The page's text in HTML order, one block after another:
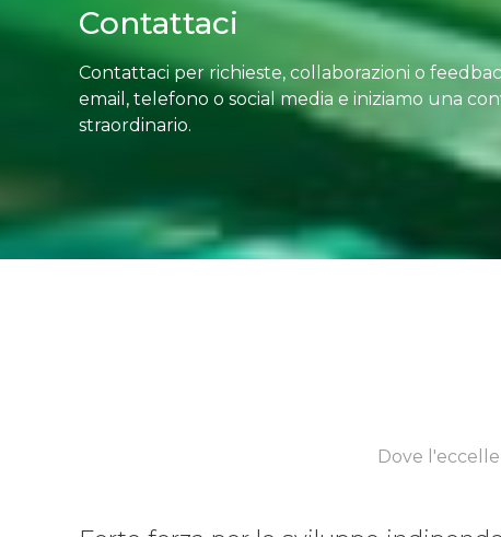
Contattaci
Contattaci per richieste, collaborazioni o
email, telefono o social media e iniziamo una
straordinario.
Dove